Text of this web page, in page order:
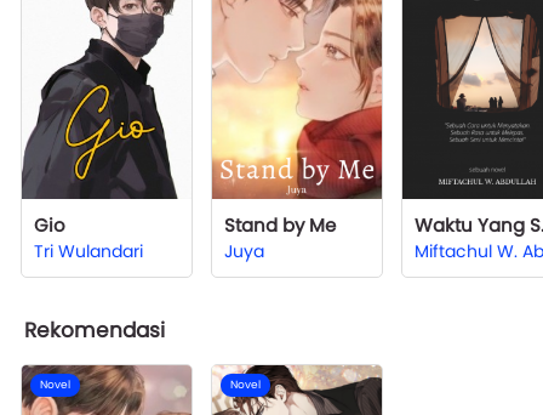
Gio
Tri Wulandari
Stand by Me
Juya
Rekomendasi
Novel Novel